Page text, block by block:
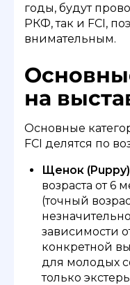
годы, будут
РКФ, так и FCI,
внимательным.
на
Основные
FCI делятся по
Щенок
возраста от 6
(точный
зависимости
конкретной
для молодых
только